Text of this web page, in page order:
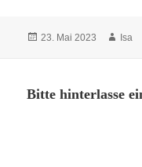
Veröffentlicht
23. Mai 2023 Autor
Isa
Bitte hinterlasse